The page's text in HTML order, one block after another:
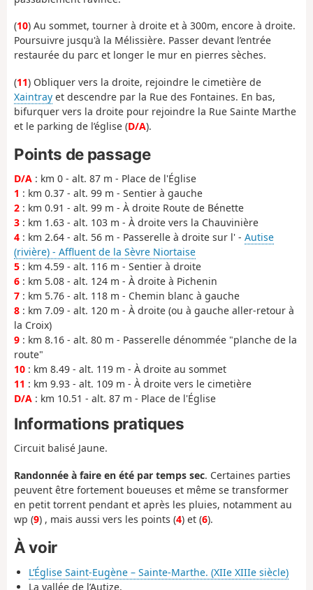
(10) Au sommet, tourner à droite et à 300m, encore à droite.
Poursuivre jusqu'à la Mélissière. Passer devant l’entrée
restaurée du parc et longer le mur en pierres sèches.
(11) Obliquer vers la droite, rejoindre le cimetière de
Xaintray et descendre par la Rue des Fontaines. En bas,
bifurquer vers la droite pour rejoindre la Rue Sainte Marthe
et le parking de l’église (D/A).
Points de passage
D/A : km 0 - alt. 87 m - Place de l'Église
1 : km 0.37 - alt. 99 m - Sentier à gauche
2 : km 0.91 - alt. 99 m - À droite Route de Bénette
3 : km 1.63 - alt. 103 m - À droite vers la Chauvinière
4 : km 2.64 - alt. 56 m - Passerelle à droite sur l' - Autise
(rivière) - Affluent de la Sèvre Niortaise
5 : km 4.59 - alt. 116 m - Sentier à droite
6 : km 5.08 - alt. 124 m - À droite à Pichenin
7 : km 5.76 - alt. 118 m - Chemin blanc à gauche
8 : km 7.09 - alt. 120 m - À droite (ou à gauche aller-retour à
la Croix)
9 : km 8.16 - alt. 80 m - Passerelle dénommée "planche de la
route"
10 : km 8.49 - alt. 119 m - À droite au sommet
11 : km 9.93 - alt. 109 m - À droite vers le cimetière
D/A : km 10.51 - alt. 87 m - Place de l'Église
Informations pratiques
Circuit balisé Jaune.
Randonnée à faire en été par temps sec. Certaines parties
peuvent être fortement boueuses et même se transformer
en petit torrent pendant et après les pluies, notamment au
wp (9) , mais aussi vers les points (4) et (6).
À voir
L’Église Saint-Eugène – Sainte-Marthe. (XIIe XIIIe siècle)
La vallée de l’Autize.